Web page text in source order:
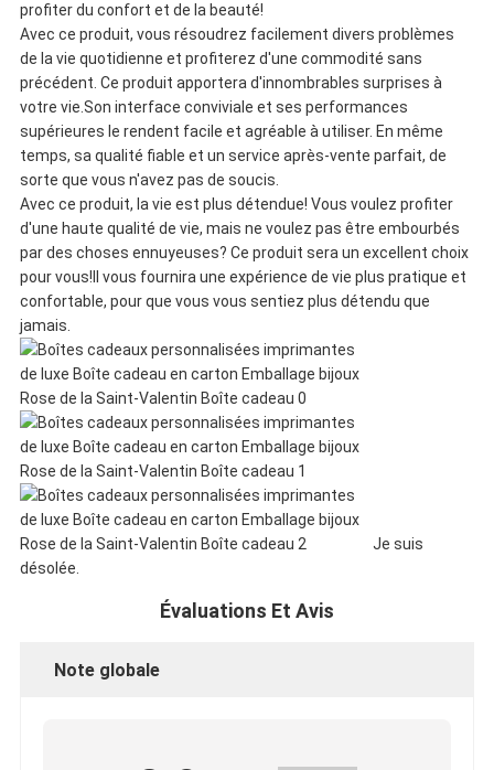
DU
SITE
POLITIQUE
DE
CONFIDENTIALITÉ
profiter du confort et de la beauté!
Avec ce produit, vous résoudrez facilement divers problèmes
de la vie quotidienne et profiterez d'une commodité sans
précédent. Ce produit apportera d'innombrables surprises à
votre vie.Son interface conviviale et ses performances
supérieures le rendent facile et agréable à utiliser. En même
temps, sa qualité fiable et un service après-vente parfait, de
sorte que vous n'avez pas de soucis.
Avec ce produit, la vie est plus détendue! Vous voulez profiter
d'une haute qualité de vie, mais ne voulez pas être embourbés
par des choses ennuyeuses? Ce produit sera un excellent choix
pour vous!Il vous fournira une expérience de vie plus pratique et
confortable, pour que vous vous sentiez plus détendu que
jamais.
Je suis
désolée.
Évaluations Et Avis
Note globale